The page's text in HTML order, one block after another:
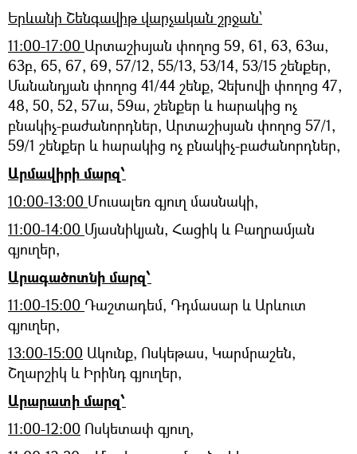
Երևանի Շենգավիթ վարչական շրջան՝
11:00-17:00 Արտաշիսյան փողոց 59, 61, 63, 63ա,
63բ, 65, 67, 69, 57/12, 55/13, 53/14, 53/15 շենքեր,
Մանանդյան փողոց 41/44 շենք, Չեխովի փողոց 47,
48, 50, 52, 57ա, 59ա, շենքեր և հարակից ոչ
բնակիչ-բաժանորդներ, Արտաշիսյան փողոց 57/1,
59/1 շենքեր և հարակից ոչ բնակիչ-բաժանորդներ,
Արմավիրի մարզ՝
10:00-13:00 Մուսալեռ գյուղ մասնակի,
11:00-14:00 Մյասնիկյան, Հացիկ և Բաղրամյան
գյուղեր,
Արագածոտնի մարզ՝
11:00-15:00 Դաշտադեմ, Դդմասար և Արևուտ
գյուղեր,
13:00-15:00 Ակունք, Ոսկեթաս, Կարմրաշեն,
Շղարշիկ և Իրինդ գյուղեր,
Արարատի մարզ՝
11:00-12:00 Ոսկետափ գյուղ,